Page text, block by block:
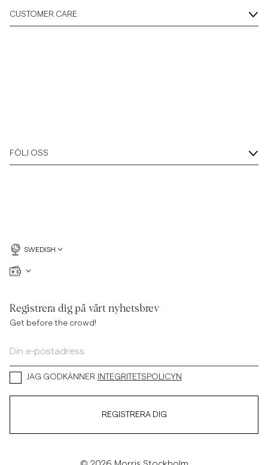
CUSTOMER CARE
FÖLJ OSS
SWEDISH
Registrera dig på vårt nyhetsbrev
Get before the crowd!
JAG GODKÄNNER INTEGRITETSPOLICYN
REGISTRERA DIG